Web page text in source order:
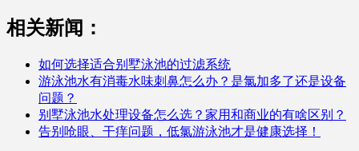
相关新闻：
如何选择适合别墅泳池的过滤系统
游泳池水有消毒水味刺鼻怎么办？是氯加多了还是设备
问题？
别墅泳池水处理设备怎么选？家用和商业的有啥区别？
告别呛眼、干痒问题，低氯游泳池才是健康选择！